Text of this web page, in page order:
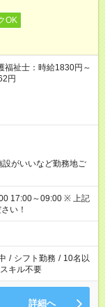
OK
福祉士：時給1830円～
円
がいいなど勤務地ご
～09:00 ※ 上記
い！
/ シフト勤務 / 10名以
キル不要
詳細へ